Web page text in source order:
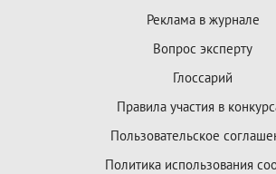
Реклама в журнале
Вопрос эксперту
Глоссарий
Правила участия в
Пользовательское
Политика использования